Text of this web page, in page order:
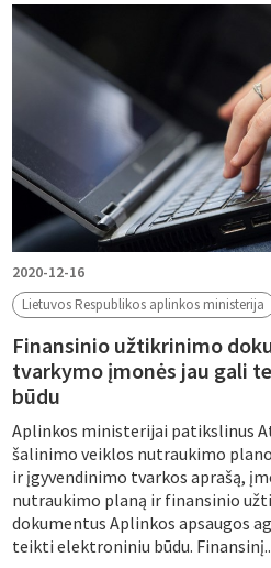
2020-12-16
Lietuvos Respublikos aplinkos ministerija
Finansinio užtikrinimo
tvarkymo įmonės jau gali
būdu
Aplinkos ministerijai patikslinus
šalinimo veiklos nutraukimo
ir įgyvendinimo tvarkos aprašą,
nutraukimo planą ir finansinio
dokumentus Aplinkos apsaugos
teikti elektroniniu būdu.